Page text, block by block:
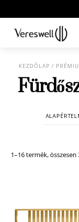
to
content
KEZDŐLAP /
1–16 termék, összesen